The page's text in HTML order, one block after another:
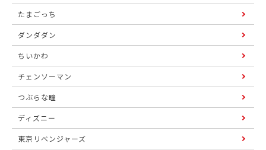
たまごっち
ダンダダン
ちいかわ
チェンソーマン
つぶらな瞳
ディズニー
東京リベンジャーズ